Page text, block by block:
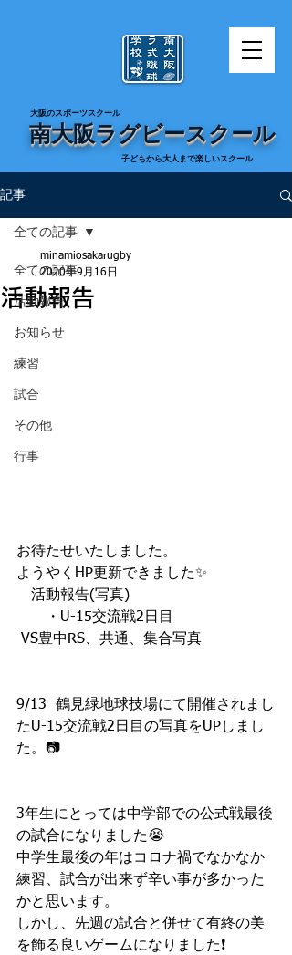
​大阪のスポーツスクール
南大阪ラグビースクール
​子どもから大人まで楽しいスクール
記事
全ての記事
活動報告
お知らせ
練習
試合
その他
行事
全ての記事
活動報告
minamiosakarugby
2020年9月16日
お待たせいたしました。
ようやくHP更新できました✨
活動報告(写真)
・U-15交流戦2日目
VS豊中RS、共通、集合写真
9/13  鶴見緑地球技場にて開催されまし
たU-15交流戦2日目の写真をUPしまし
た。📷
3年生にとっては中学部での公式戦最後
の試合になりました😭
中学生最後の年はコロナ禍でなかなか
練習、試合が出来ず辛い事が多かった
かと思います。
しかし、先週の試合と併せて有終の美
を飾る良いゲームになりました❗️